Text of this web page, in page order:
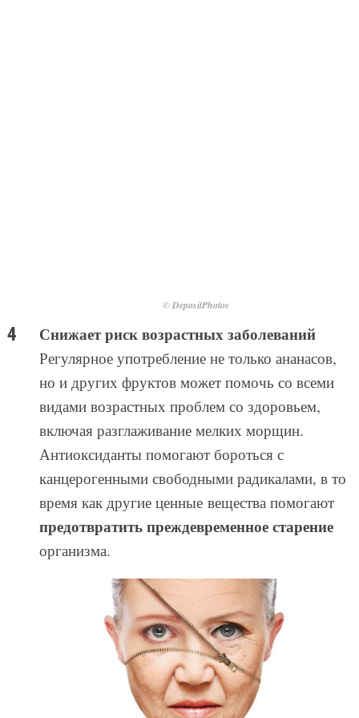
© DepositPhotos
Снижает риск возрастных заболеваний
Регулярное употребление не только ананасов,
но и других фруктов может помочь со всеми
видами возрастных проблем со здоровьем,
включая разглаживание мелких морщин.
Антиоксиданты помогают бороться с
канцерогенными свободными радикалами, в то
время как другие ценные вещества помогают
предотвратить преждевременное старение
организма.